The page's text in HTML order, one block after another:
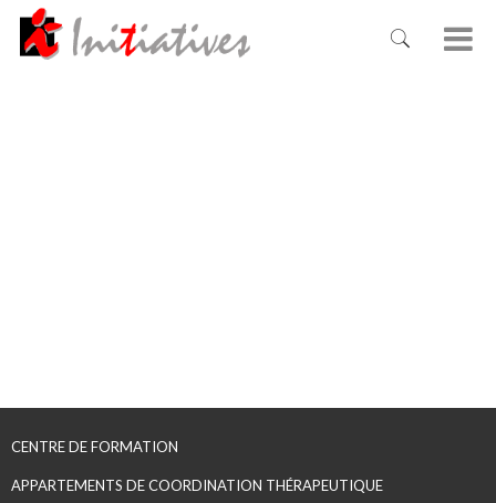
CENTRE DE FORMATION
APPARTEMENTS DE COORDINATION THÉRAPEUTIQUE